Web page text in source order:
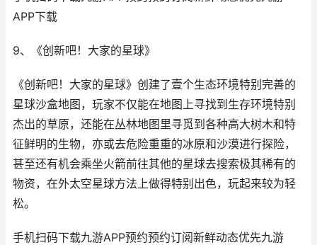
APP下载
9、《创新吧！大家的星球》
《创新吧！大家的星球》创建了壹个生态环境特别完善的
星球沙盒地图，玩家不仅能在地图上寻找到生存环境特别
杰出的草原，还能在丛林地图里寻觅到各种高大树木和特
征鲜明的生物，亦或去危险重重的冰原和沙漠进行探险，
甚至还有机会乘坐火箭前往其他的星球去搜索极其稀有的
物资，在外太空星球方法上做得特别出色，玩起来较为轻
松。
手机扫码下载九游APP预约预约订阅新鲜动态优先九游